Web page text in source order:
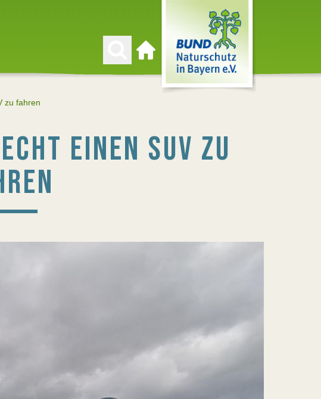
Zur Startseite
zu fahren
EINEN SUV ZU